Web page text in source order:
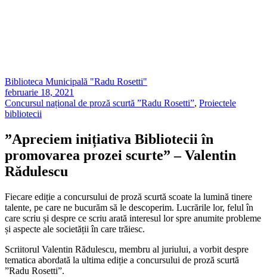
Biblioteca Municipală "Radu Rosetti"
februarie 18, 2021
Concursul național de proză scurtă ”Radu Rosetti”, Proiectele
bibliotecii
”Apreciem inițiativa Bibliotecii în
promovarea prozei scurte” – Valentin
Rădulescu
Fiecare ediție a concursului de proză scurtă scoate la lumină tinere
talente, pe care ne bucurăm să le descoperim. Lucrările lor, felul în
care scriu și despre ce scriu arată interesul lor spre anumite probleme
și aspecte ale societății în care trăiesc.
Scriitorul Valentin Rădulescu, membru al juriului, a vorbit despre
tematica abordată la ultima ediție a concursului de proză scurtă
”Radu Rosetti”.